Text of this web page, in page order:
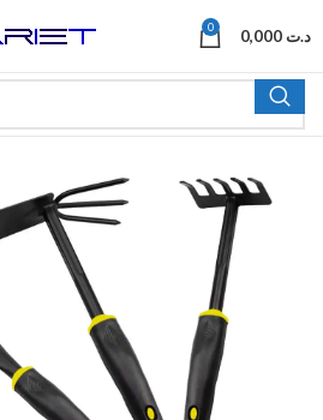
0 د.ت